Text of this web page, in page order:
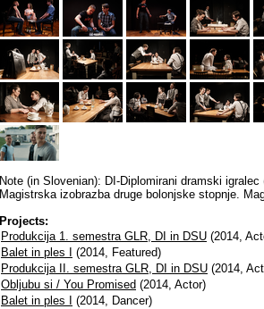
Note (in Slovenian): DI-Diplomirani dramski
Magistrska izobrazba druge bolonjske stopnje.
Projects:
Produkcija 1. semestra GLR, DI in DSU (2014,
Balet in ples I
(2014, Featured)
Produkcija II. semestra GLR, DI in DSU (2014,
Obljubu si / You Promised (2014, Actor)
Balet in ples I
(2014, Dancer)